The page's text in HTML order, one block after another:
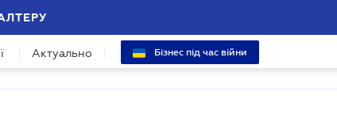
Актуально Бізнес під час війни